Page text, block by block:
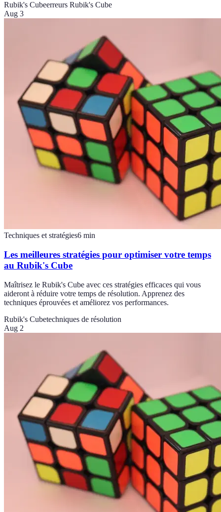
Rubik's Cubeerreurs Rubik's Cube
Aug 3
Techniques et stratégies6 min
Les meilleures stratégies pour optimiser votre temps
au Rubik's Cube
Maîtrisez le Rubik's Cube avec ces stratégies efficaces qui vous
aideront à réduire votre temps de résolution. Apprenez des
techniques éprouvées et améliorez vos performances.
Rubik's Cubetechniques de résolution
Aug 2